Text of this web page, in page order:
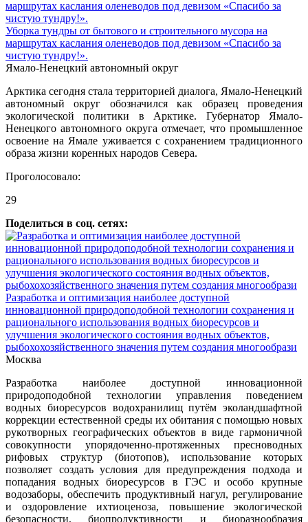
Уборка тундры от бытового и строительного мусора на
маршрутах каслания оленеводов под девизом «Спасибо за
чистую тундру!».
Ямало-Ненецкий автономный округ
Арктика сегодня стала территорией диалога, Ямало-Ненецкий
автономный округ обозначился как образец проведения
экологической политики в Арктике. Губернатор Ямало-
Ненецкого автономного округа отмечает, что промышленное
освоение на Ямале уживается с сохранением традиционного
образа жизни коренных народов Севера.
Проголосовало:
29
Поделиться в соц. сетях:
Разработка и оптимизация наиболее доступной
инновационной природоподобной технологии сохранения и
рационального использования водных биоресурсов и
улучшения экологического состояния водных объектов,
рыбохохозяйственного значения путем создания многообрази
Москва
Разработка наиболее доступной инновационной
природоподобной технологии управления поведением
водных биоресурсов водохранилищ путём эколандшафтной
коррекции естественной среды их обитания с помощью новых
рукотворных географических объектов в виде гармоничной
совокупности упорядоченно-протяженных пресноводных
рифовых структур (биотопов), использование которых
позволяет создать условия для предупреждения подхода и
попадания водных биоресурсов в ГЭС и особо крупные
водозаборы, обеспечить продуктивный нагул, регулирование
и оздоровление ихтиоценоза, повышение экологической
безопасности, биопродуктивности и биоразнообразия